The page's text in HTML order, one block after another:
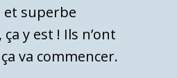
et superbe
y est ! Ils n’ont
va commencer.